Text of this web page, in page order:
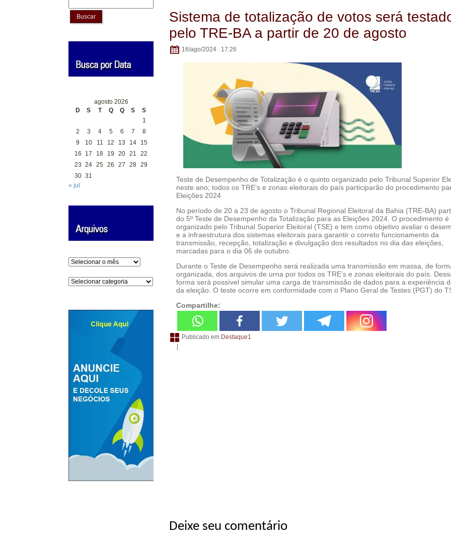
Buscar
agosto 2026
D
S T Q Q S
S
1
2
3 4 5 6 7
8
9
10 11 12 13 14
15
16
17 18 19 20 21
22
23 24 25 26 27 28 29
30 31
« jul
Arquivos
Categorias
Sistema de totalização de votos será
pelo TRE-BA a partir de 20 de agosto
16/ago/2024 . 17:26
Teste de Desempenho de Totalização é o quinto organizado pelo Tribunal Superior
neste ano; todos os TRE’s e zonas eleitorais do país participarão do procedimento
Eleições 2024
No período de 20 a 23 de agosto o Tribunal Regional Eleitoral da Bahia (TRE-BA)
do 5º Teste de Desempenho da Totalização para as Eleições 2024. O procedimento é
organizado pelo Tribunal Superior Eleitoral (TSE) e tem como objetivo avaliar o
e a infraestrutura dos sistemas eleitorais para garantir o correto funcionamento da
transmissão, recepção, totalização e divulgação dos resultados no dia das eleições,
marcadas para o dia 06 de outubro.
Durante o Teste de Desempenho será realizada uma transmissão em massa, de
organizada, dos arquivos de urna por todos os TRE’s e zonas eleitorais do país.
forma será possível simular uma carga de transmissão de dados para a experiência
da eleição. O teste ocorre em conformidade com o Plano Geral de Testes (PGT) do
Compartilhe:
Publicado em Destaque1
|
Deixe seu comentário